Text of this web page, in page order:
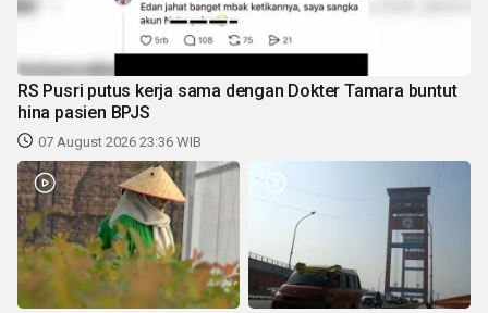
RS Pusri putus kerja sama dengan Dokter Tamara buntut
hina pasien BPJS
07 August 2026 23:36 WIB